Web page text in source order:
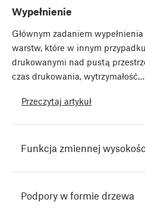
Wypełnienie
Głównym zadaniem
warstw, które w innym
drukowanymi nad pustą
czas drukowania, wytrzymałość…
Przeczytaj artykuł
Funkcja zmiennej
Podpory w formie drzewa